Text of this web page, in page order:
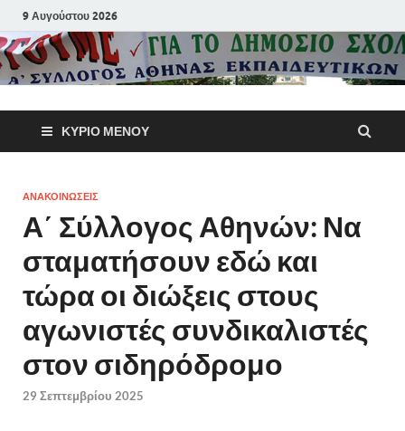
9 Αυγούστου 2026
Α΄
Αθηνών
Π.Ε.
ΚΎΡΙΟ ΜΕΝΟΎ
ΑΝΑΚΟΙΝΩΣΕΙΣ
Α΄ Σύλλογος Αθηνών: Να
σταματήσουν εδώ και
τώρα οι διώξεις στους
αγωνιστές συνδικαλιστές
στον σιδηρόδρομο
29 Σεπτεμβρίου 2025